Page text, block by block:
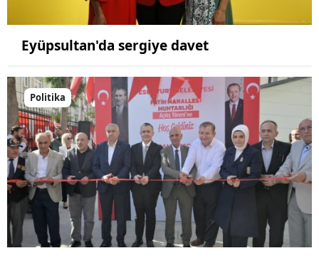
Eyüpsultan'da sergiye davet
Politika